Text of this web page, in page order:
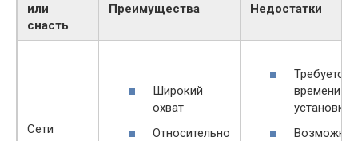
или
снасть
Преимущества Недостатки
Сети
Широкий
охват
Относительно
Требуется
времени на
установку